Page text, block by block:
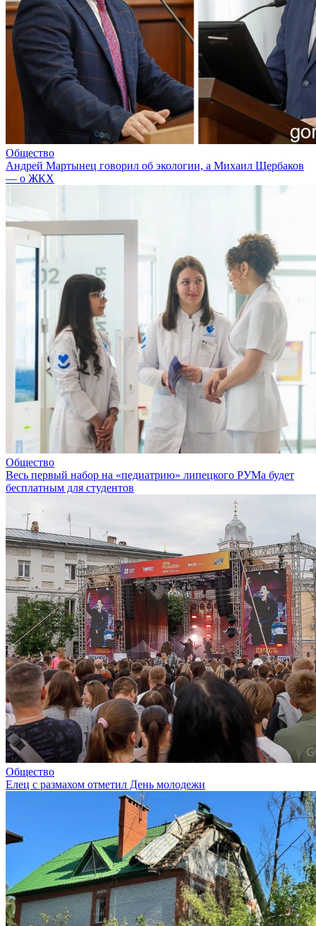
Общество
Андрей Мартынец говорил об экологии, а Михаил Щербаков
— о ЖКХ
Общество
Весь первый набор на «педиатрию» липецкого РУМа будет
бесплатным для студентов
Общество
Елец с размахом отметил День молодежи